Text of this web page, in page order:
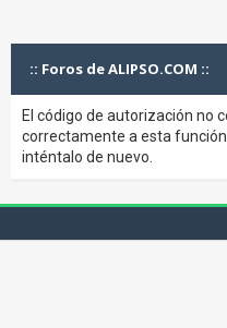
:: Foros de ALIPSO.COM ::
El código de autorización no
correctamente a esta
inténtalo de nuevo.